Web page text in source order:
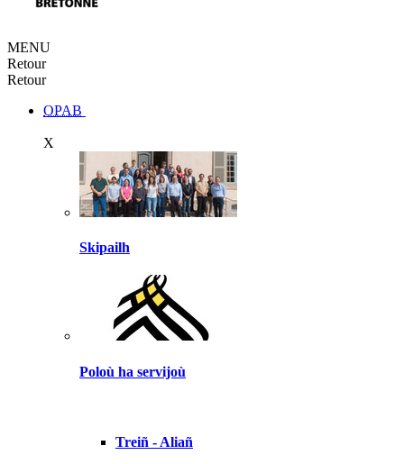
MENU
Retour
Retour
OPAB
X
Skipailh
Poloù ha servijoù
Treiñ - Aliañ